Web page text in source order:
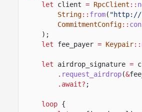
let
client = RpcClient ::
String:: from( "http://
CommitmentConfig::
);
let
fee_payer = Keypair::
let airdrop_signature =
. request_airdrop(&
.await? ;
loop {